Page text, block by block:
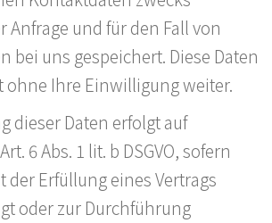
Anfrage und für den Fall von
bei uns gespeichert. Diese Daten
ohne Ihre Einwilligung weiter.
dieser Daten erfolgt auf
6 Abs. 1 lit. b DSGVO, sofern
der Erfüllung eines Vertrags
oder zur Durchführung